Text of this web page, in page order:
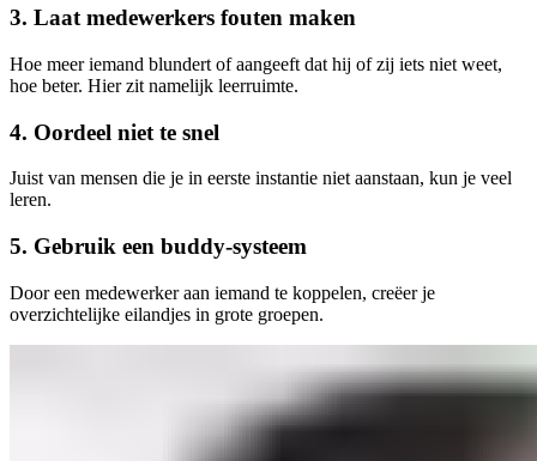
3. Laat medewerkers fouten maken
Hoe meer iemand blundert of aangeeft dat hij of zij iets niet weet,
hoe beter. Hier zit namelijk leerruimte.
4. Oordeel niet te snel
Juist van mensen die je in eerste instantie niet aanstaan, kun je veel
leren.
5. Gebruik een buddy-systeem
Door een medewerker aan iemand te koppelen, creëer je
overzichtelijke eilandjes in grote groepen.